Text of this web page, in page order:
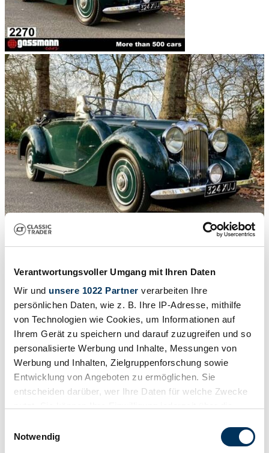
Verantwortungsvoller Umgang mit Ihren Daten
Wir und unsere 1022 Partner verarbeiten Ihre
persönlichen Daten, wie z. B. Ihre IP-Adresse, mithilfe
von Technologien wie Cookies, um Informationen auf
Ihrem Gerät zu speichern und darauf zuzugreifen und so
personalisierte Werbung und Inhalte, Messungen von
Werbung und Inhalten, Zielgruppenforschung sowie
Entwicklung von Angeboten zu ermöglichen. Sie
entscheiden darüber, wer Ihre Daten für welche Zwecke
Trigger Symbol ändern oder widerrufen
Notwendig
1938 | Lagonda V12 DHC
$768,691